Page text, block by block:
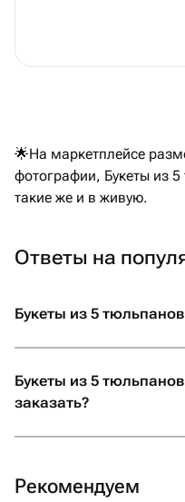
🌟На маркетплейсе
фотографии, Букеты из
такие же и в живую.
Ответы на
Букеты из 5
Букеты из 5
заказать?
Рекомендуем